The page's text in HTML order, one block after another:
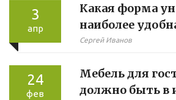
3
апр
Какая форма
наиболее
использовании?
Сергей Иванов
24
фев
Мебель для
должно быть в